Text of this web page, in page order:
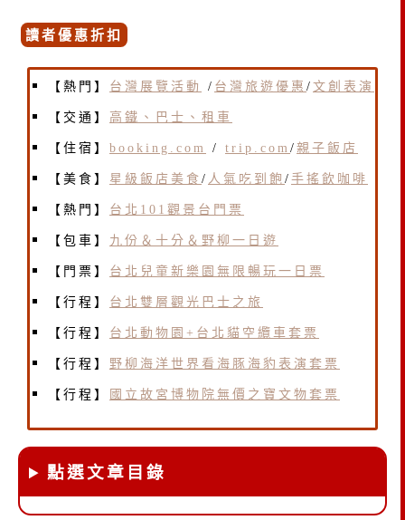
讀者優惠折扣
【熱門】 台灣展覽活動 / 台灣旅遊優惠 / 文創表演
【交通】 高鐵、巴士、租車
【住宿】 booking.com / trip.com / 親子飯店
【美食】 星級飯店美食 / 人氣吃到飽 / 手搖飲咖啡
【熱門】 台北101觀景台門票
【包車】 九份＆十分＆野柳一日遊
【門票】 台北兒童新樂園無限暢玩一日票
【行程】 台北雙層觀光巴士之旅
【行程】 台北動物園+台北貓空纜車套票
【行程】 野柳海洋世界看海豚海豹表演套票
【行程】 國立故宮博物院無價之寶文物套票
點選文章目錄